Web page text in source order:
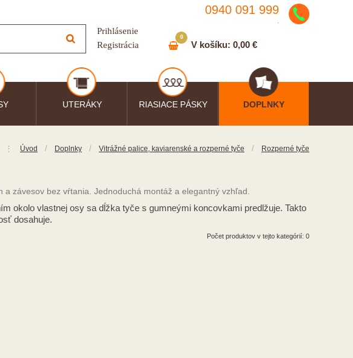
0940 091 999
Prihlásenie
Registrácia
V košíku: 0,00 €
0
UTERÁKY RIASIACE PÁSKY DOPLNKY
⋮ Úvod / Doplnky / Vitrážné palice, kaviarenské a rozperné tyče / Rozperné tyče
závesov bez vŕtania. Jednoduchá montáž a elegantný vzhľad.
okolo vlastnej osy sa dĺžka tyče s gumneými koncovkami predlžuje. Takto
dosahuje.
Počet produktov v tejto kategórií: 0